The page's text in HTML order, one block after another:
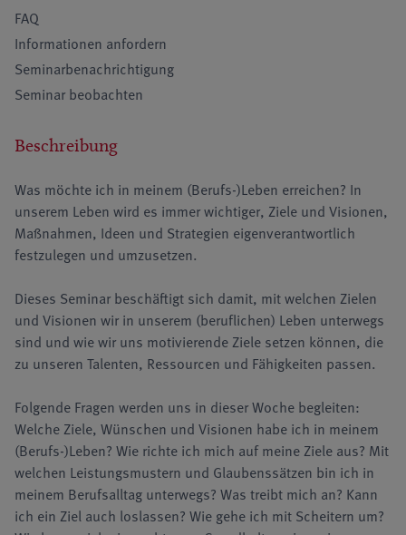
FAQ
Informationen anfordern
Seminarbenachrichtigung
Seminar beobachten
Beschreibung
Was möchte ich in meinem (Berufs-)Leben erreichen? In
unserem Leben wird es immer wichtiger, Ziele und Visionen,
Maßnahmen, Ideen und Strategien eigenverantwortlich
festzulegen und umzusetzen.
Dieses Seminar beschäftigt sich damit, mit welchen Zielen
und Visionen wir in unserem (beruflichen) Leben unterwegs
sind und wie wir uns motivierende Ziele setzen können, die
zu unseren Talenten, Ressourcen und Fähigkeiten passen.
Folgende Fragen werden uns in dieser Woche begleiten:
Welche Ziele, Wünschen und Visionen habe ich in meinem
(Berufs-)Leben? Wie richte ich mich auf meine Ziele aus? Mit
welchen Leistungsmustern und Glaubenssätzen bin ich in
meinem Berufsalltag unterwegs? Was treibt mich an? Kann
ich ein Ziel auch loslassen? Wie gehe ich mit Scheitern um?